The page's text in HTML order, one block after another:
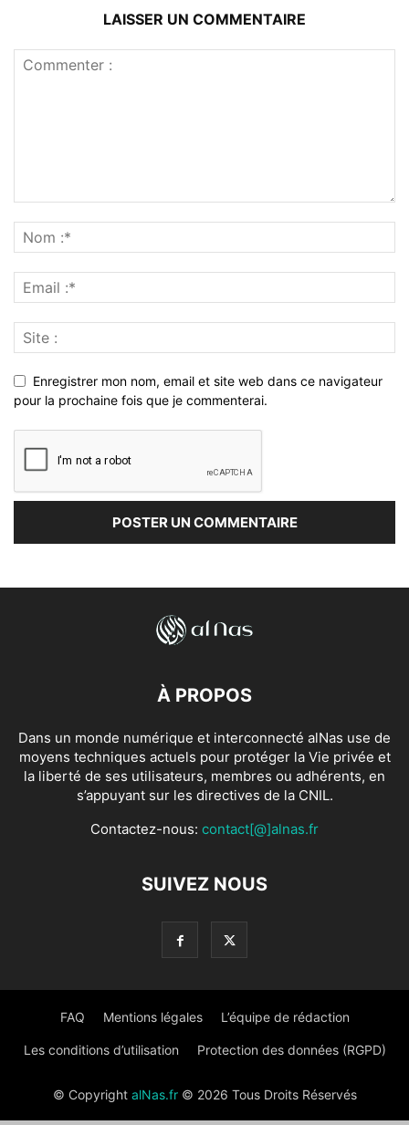
LAISSER UN COMMENTAIRE
Enregistrer mon nom, email et site web dans ce navigateur
pour la prochaine fois que je commenterai.
À PROPOS
Dans un monde numérique et interconnecté alNas use de
moyens techniques actuels pour protéger la Vie privée et
la liberté de ses utilisateurs, membres ou adhérents, en
s’appuyant sur les directives de la CNIL.
Contactez-nous: contact[@]alnas.fr
SUIVEZ NOUS
FAQ Mentions légales L’équipe de rédaction
Les conditions d’utilisation Protection des données (RGPD)
© Copyright alNas.fr© 2026 Tous Droits Réservés